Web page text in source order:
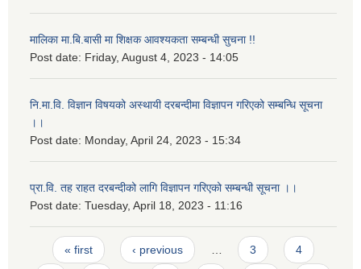
मालिका मा.बि.बासी मा शिक्षक आवश्यकता सम्बन्धी सुचना !!
Post date: Friday, August 4, 2023 - 14:05
नि.मा.वि. विज्ञान विषयको अस्थायी दरबन्दीमा विज्ञापन गरिएको सम्बन्धि सूचना
।।
Post date: Monday, April 24, 2023 - 15:34
प्रा.वि. तह राहत दरबन्दीको लागि विज्ञापन गरिएको सम्बन्धी सूचना ।।
Post date: Tuesday, April 18, 2023 - 11:16
Pages
« first ‹ previous 3 4